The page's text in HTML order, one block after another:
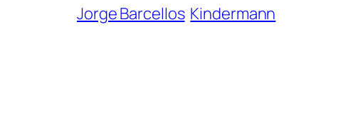
Jorge Barcellos Kindermann